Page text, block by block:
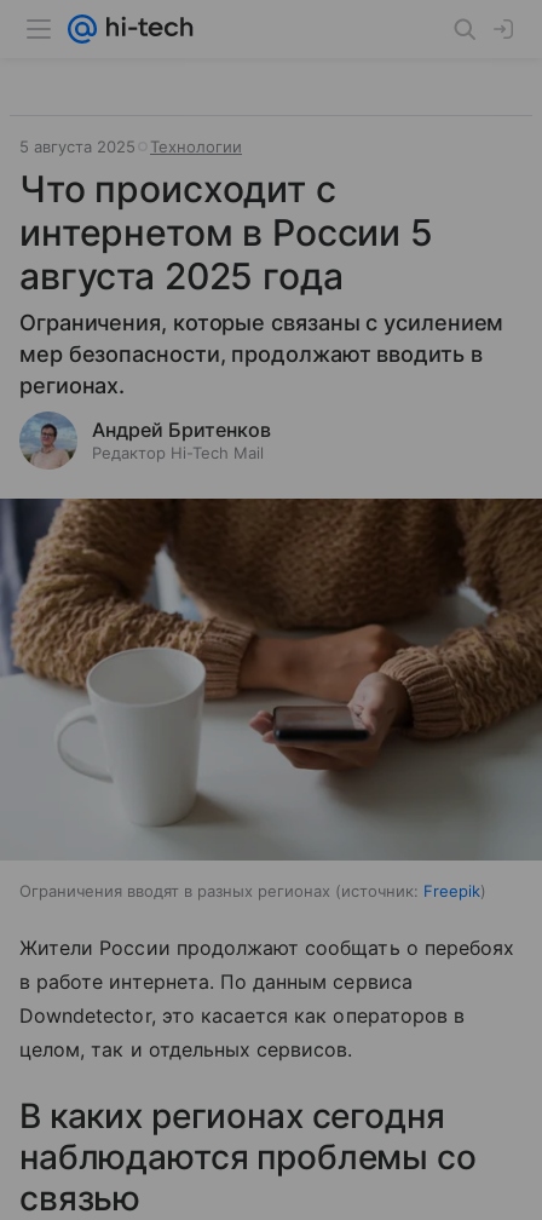
5 августа 2025 Технологии
Что происходит с
интернетом в России 5
августа 2025 года
Ограничения, которые связаны с усилением
мер безопасности, продолжают вводить в
регионах.
Андрей Бритенков
Редактор Hi-Tech Mail
Ограничения вводят в разных регионах источник: Freepik
Жители России продолжают сообщать о перебоях
в работе интернета. По данным сервиса
Downdetector, это касается как операторов в
целом, так и отдельных сервисов.
В каких регионах сегодня
наблюдаются проблемы со
связью